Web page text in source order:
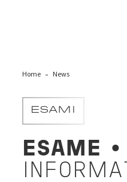
Home News
ESAMI
ESAME
•